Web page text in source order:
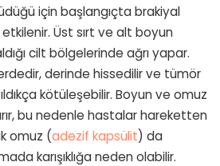
için başlangıçta brakiyal
Üst sırt ve alt boyun
cilt bölgelerinde ağrı yapar.
derinde hissedilir ve tümör
kötüleşebilir. Boyun ve omuz
bu nedenle hastalar hareketten
omuz (adezif kapsülit) da
karışıklığa neden olabilir.